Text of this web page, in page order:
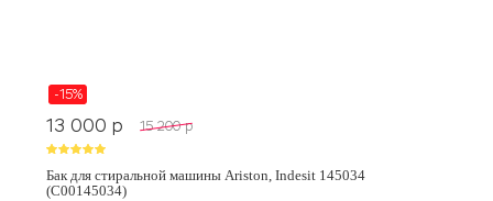
-15%
13 000 p 15 200 p
Бак для стиральной машины Ariston, Indesit 145034
(C00145034)